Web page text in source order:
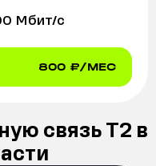
Мбит/с
800 ₽/МЕС
связь Т2 в